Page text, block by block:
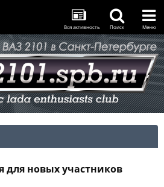
Вся активность Поиск Меню
новых участников